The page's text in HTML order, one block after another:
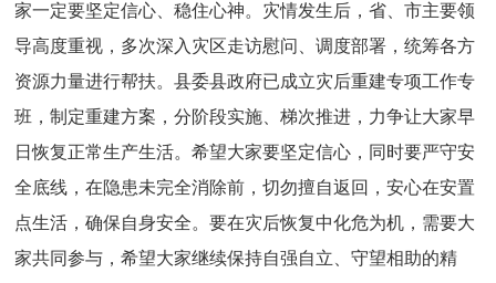
家一定要坚定信心、稳住心神。灾情发生后，省、市主要领
导高度重视，多次深入灾区走访慰问、调度部署，统筹各方
资源力量进行帮扶。县委县政府已成立灾后重建专项工作专
班，制定重建方案，分阶段实施、梯次推进，力争让大家早
日恢复正常生产生活。希望大家要坚定信心，同时要严守安
全底线，在隐患未完全消除前，切勿擅自返回，安心在安置
点生活，确保自身安全。要在灾后恢复中化危为机，需要大
家共同参与，希望大家继续保持自强自立、守望相助的精